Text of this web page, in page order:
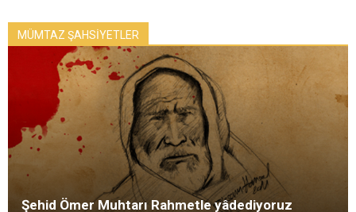
MÜMTAZ ŞAHSİYETLER
Şehid Ömer Muhtarı Rahmetle yâdediyoruz